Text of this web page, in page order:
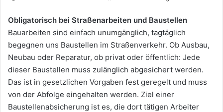
Obligatorisch bei Straßenarbeiten und Baustellen
Bauarbeiten sind einfach unumgänglich, tagtäglich
begegnen uns Baustellen im Straßenverkehr. Ob Ausbau,
Neubau oder Reparatur, ob privat oder öffentlich: Jede
dieser Baustellen muss zulänglich abgesichert werden.
Das ist in gesetzlichen Vorgaben fest geregelt und muss
von der Abfolge eingehalten werden. Ziel einer
Baustellenabsicherung ist es, die dort tätigen Arbeiter